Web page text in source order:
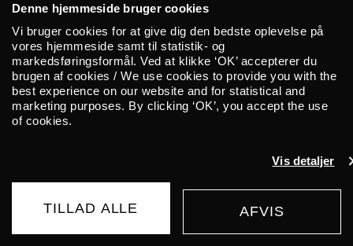
Denne hjemmeside bruger cookies
Vi bruger cookies for at give dig den bedste oplevelse på
vores hjemmeside samt til statistik- og
markedsføringsformål. Ved at klikke ‘OK’ accepterer du
brugen af cookies / We use cookies to provide you with the
best experience on our website and for statistical and
marketing purposes. By clicking ‘OK’, you accept the use
of cookies.
Vis detaljer
TILLAD ALLE AFVIS
samarbejde mellem ALICE og Union.
The Amazing World of Juan Carlos Onetti
er et arrangement, som i samarbejde
spisning, oplæsning, filmvisning, artist talk
og koncert med El Juntacadáveres feat.
visualskunstneren Jo Smiths, der denne